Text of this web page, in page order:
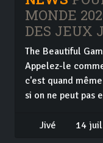
MONDE
DES JEUX
The Beautiful
Appelez-le
c'est quand
si on ne peut pas
Jivé 14